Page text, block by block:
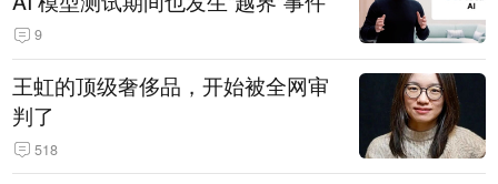
9
王虹的顶级奢侈品，开始被全网审
判了
518